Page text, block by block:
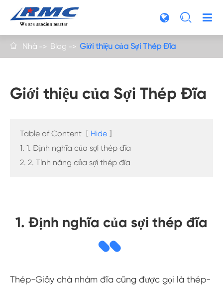

 Nhà Blog Giới thiệu của Sợi Thép Đĩa
Giới thiệu của Sợi Thép Đĩa
Table of Content [ Hide ]
1. 1. Định nghĩa của sợi thép đĩa
2. 2. Tính năng của sợi thép đĩa
1. Định nghĩa của sợi thép đĩa
Thép-Giấy chà nhám đĩa cũng được gọi là thép-